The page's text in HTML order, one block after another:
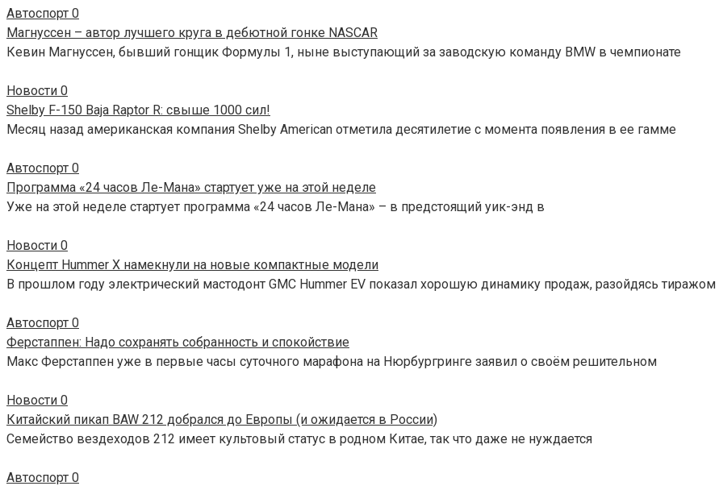
Автоспорт 0
Магнуссен – автор лучшего круга в дебютной гонке NASCAR
Кевин Магнуссен, бывший гонщик Формулы 1, ныне выступающий за заводскую команду BMW в чемпионате
Новости 0
Shelby F-150 Baja Raptor R: свыше 1000 сил!
Месяц назад американская компания Shelby American отметила десятилетие с момента появления в ее гамме
Автоспорт 0
Программа «24 часов Ле-Мана» стартует уже на этой неделе
Уже на этой неделе стартует программа «24 часов Ле-Мана» – в предстоящий уик-энд в
Новости 0
Концепт Hummer X намекнули на новые компактные модели
В прошлом году электрический мастодонт GMC Hummer EV показал хорошую динамику продаж, разойдясь тиражом
Автоспорт 0
Ферстаппен: Надо сохранять собранность и спокойствие
Макс Ферстаппен уже в первые часы суточного марафона на Нюрбургринге заявил о своём решительном
Новости 0
Китайский пикап BAW 212 добрался до Европы (и ожидается в России)
Семейство вездеходов 212 имеет культовый статус в родном Китае, так что даже не нуждается
Автоспорт 0